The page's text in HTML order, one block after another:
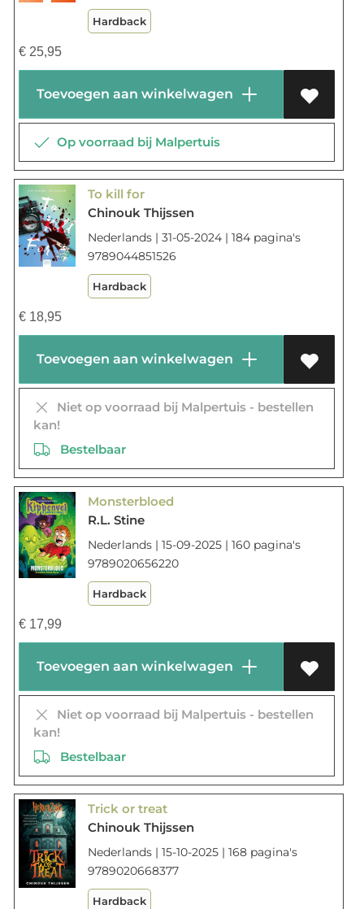
Hardback
€25,95
Toevoegen aan winkelwagen
Op voorraad bij Malpertuis
To kill for
Chinouk Thijssen
Nederlands | 31-05-2024 | 184 pagina's
9789044851526
Hardback
€18,95
Toevoegen aan winkelwagen
Niet op voorraad bij Malpertuis - bestellen
kan!
Bestelbaar
Monsterbloed
R.L. Stine
Nederlands | 15-09-2025 | 160 pagina's
9789020656220
Hardback
€17,99
Toevoegen aan winkelwagen
Niet op voorraad bij Malpertuis - bestellen
kan!
Bestelbaar
Trick or treat
Chinouk Thijssen
Nederlands | 15-10-2025 | 168 pagina's
9789020668377
Hardback